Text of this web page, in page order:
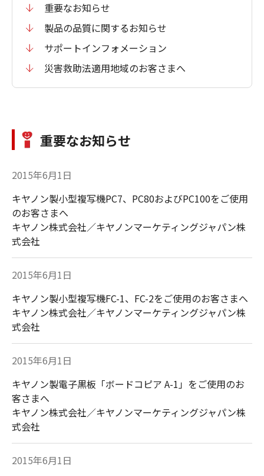
双眼鏡
ビジネスインクジェ
ットプリンター
（MAXIFY・G）
ンター（Satera：プ
リント専用）
ン）
（imageRUNER
ADVANCE／
imageFORCE）
ット複合機
（WG7350F）
カラー複合機
モノクロコピー・複
重要なお知らせ
製品の品質に関するお知らせ
サポートインフォメーション
災害救助法適用地域のお客さまへ
重要なお知らせ
2015年6月1日
キヤノン製小型複写機PC7、PC80およびPC100をご使用
のお客さまへ
キヤノン株式会社／キヤノンマーケティングジャパン株
式会社
2015年6月1日
キヤノン製小型複写機FC-1、FC-2をご使用のお客さまへ
キヤノン株式会社／キヤノンマーケティングジャパン株
式会社
2015年6月1日
キヤノン製電子黒板「ボードコピア A-1」をご使用のお
客さまへ
キヤノン株式会社／キヤノンマーケティングジャパン株
式会社
2015年6月1日